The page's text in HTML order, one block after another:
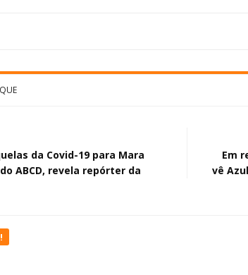
da Covid-19 para Mara
ABCD, revela repórter da
Em
vê